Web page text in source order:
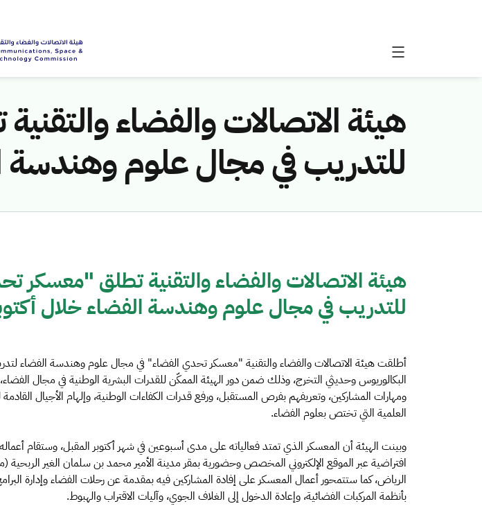
هيئة الاتصالات والفضاء
للتدريب في مجال علوم وهندسة
هيئة الاتصالات والفضاء والتقنية تطلق "معسكر
للتدريب في مجال علوم وهندسة الفضاء خلال
أطلقت هيئة الاتصالات والفضاء والتقنية "معسكر تحدي الفضاء" في مجال علوم وهندسة الفضاء
البكالوريوس وحديثي التخرج، وذلك ضمن دور الهيئة الممكّن للقدرات البشرية الوطنية في مجال
ومهارات المشاركين، وتعريفهم بفرص المستقبل، ورفع قدرات الكفاءات الوطنية، وإلهام الأجيال
العلمية التي تختص بعلوم الفضاء.
وبينت الهيئة أن المعسكر الذي تمتد فعالياته على مدى أسبوعين في شهر أكتوبر المقبل، وستقام
افتراضية عبر الموقع الإلكتروني المخصص وحضورية بمقر مدينة الأمير محمد بن سلمان الغير
الرياض، كما ستتمحور أعمال المعسكر على إفادة المشاركين فيه بمقدمة عن رحلات الفضاء وإدارة
بأنظمة المركبات الفضائية، وإعادة الدخول إلى الغلاف الجوي، وآليات الاقتراب والهبوط.